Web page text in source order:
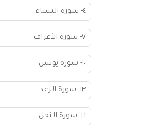
٤- سورة النساء
٧- سورة الأعراف
١٠- سورة يونس
١٣- سورة الرعد
١٦- سورة النحل